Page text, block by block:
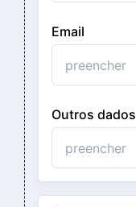
Email
Outros dados